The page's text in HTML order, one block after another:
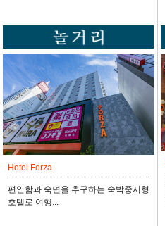
Hotel Forza
편안함과 숙면을 추구하는 숙박중시형
호텔로 여행...